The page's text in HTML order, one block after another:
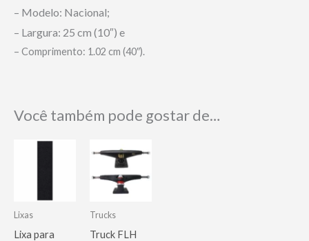
– Modelo: Nacional;
– Largura: 25 cm (10″) e
– Comprimento: 1.02 cm (40″).
Você também pode gostar de…
Lixas
Lixa para
Trucks
Truck FLH